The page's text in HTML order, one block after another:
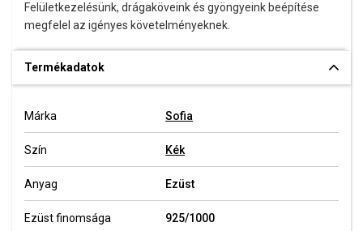
Felületkezelésünk, drágaköveink és gyöngyeink beépítése
megfelel az igényes követelményeknek.
Termékadatok
Márka Sofia
Szín Kék
Anyag Ezüst
Ezüst finomsága 925/1000